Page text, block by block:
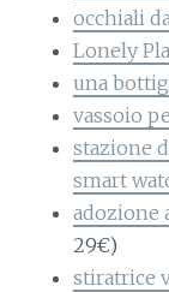
occhiali
Lonely
una
vassoio
stazione
smart
adozione
29€)
stiratrice